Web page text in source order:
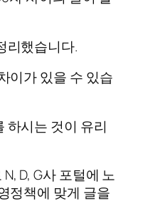
리했습니다.
이가 있을 수 있습
하시는 것이 유리
D, G사 포털에 노
정책에 맞게 글을